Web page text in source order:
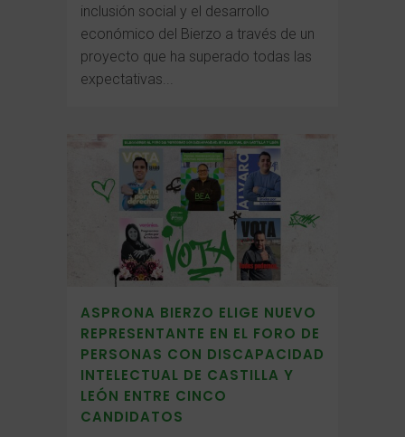
inclusión social y el desarrollo
económico del Bierzo a través de un
proyecto que ha superado todas las
expectativas...
ASPRONA BIERZO ELIGE NUEVO
REPRESENTANTE EN EL FORO DE
PERSONAS CON DISCAPACIDAD
INTELECTUAL DE CASTILLA Y
LEÓN ENTRE CINCO
CANDIDATOS